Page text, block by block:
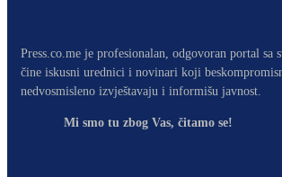
Press.co.me je profesionalan, odgovoran portal sa
čine iskusni urednici i novinari koji
nedvosmisleno izvještavaju i informišu javnost.
Mi smo tu zbog Vas, čitamo se!